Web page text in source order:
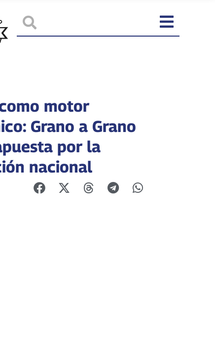
motor
Grano a Grano
por la
nacional